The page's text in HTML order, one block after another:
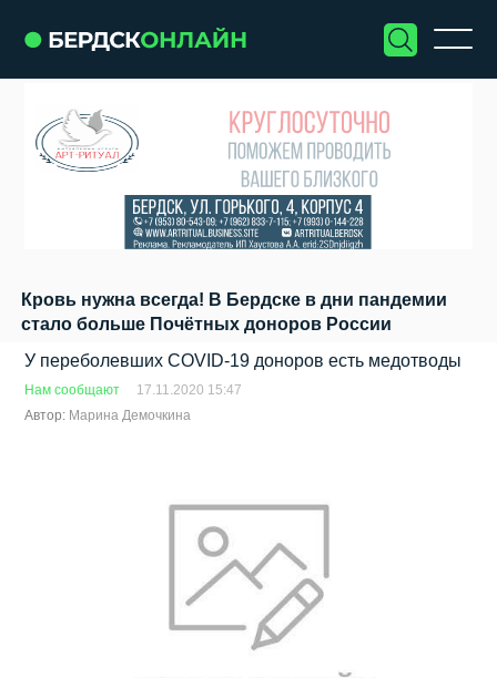
Кровь нужна всегда! В Бердске в дни пандемии
стало больше Почётных доноров России
У переболевших COVID-19 доноров есть медотводы
Нам сообщают
17.11.2020 15:47
Автор: Марина Демочкина